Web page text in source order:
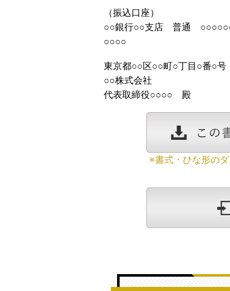
（振込口座）
○○銀行○○支店 普通
○○○○
東京都○○区○○町○丁目○番○号
○○株式会社
代表取締役○○○○ 殿
※書式・ひな形の